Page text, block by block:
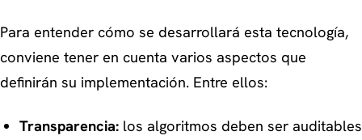
Para entender cómo se desarrollará esta tecnología,
conviene tener en cuenta varios aspectos que
definirán su implementación. Entre ellos:
Transparencia:los algoritmos deben ser auditables